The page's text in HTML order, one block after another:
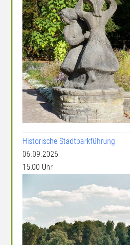
Historische Stadtparkführung
06.09.2026
15:00 Uhr